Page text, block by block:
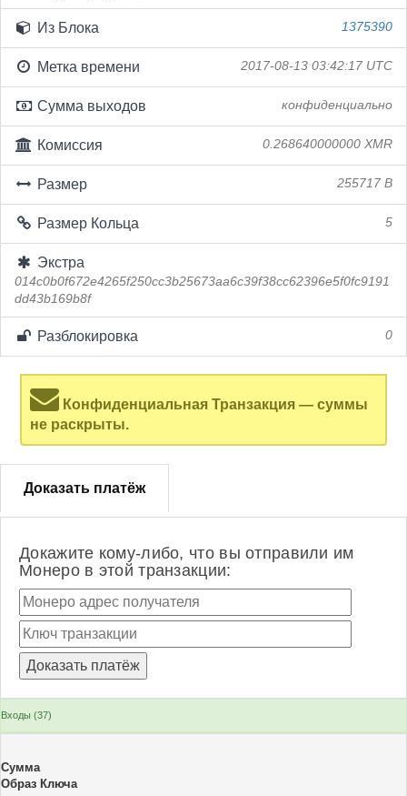
Из Блока 1375390
Метка времени 2017-08-13 03:42:17 UTC
Сумма выходов конфиденциально
Комиссия 0.268640000000 XMR
Размер 255717 B
Размер Кольца 5
Экстра
014c0b0f672e4265f250cc3b25673aa6c39f38cc62396e5f0fc9191
dd43b169b8f
Разблокировка 0
Конфиденциальная Транзакция — суммы
не раскрыты.
Доказать платёж
Докажите кому-либо, что вы отправили им
Монеро в этой транзакции:
Входы (37)
Сумма
Образ Ключа